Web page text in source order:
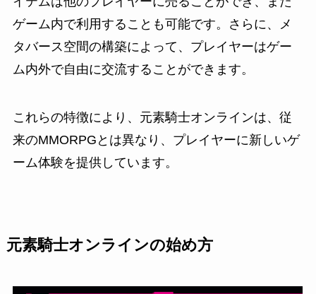
ゲーム内で利用することも可能です。さらに、メ
タバース空間の構築によって、プレイヤーはゲー
ム内外で自由に交流することができます。
これらの特徴により、元素騎士オンラインは、従
来のMMORPGとは異なり、プレイヤーに新しいゲ
ーム体験を提供しています。
元素騎士オンラインの始め方